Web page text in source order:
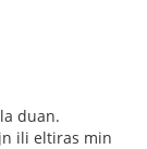
duan.
ili eltiras min